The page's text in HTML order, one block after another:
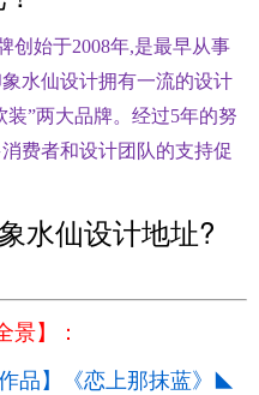
始于2008年,是最早从事
水仙设计拥有一流的设计
装”两大品牌。经过5年的努
费者和设计团队的支持促
水仙设计地址?
】
：
品】《恋上那抹蓝》◣